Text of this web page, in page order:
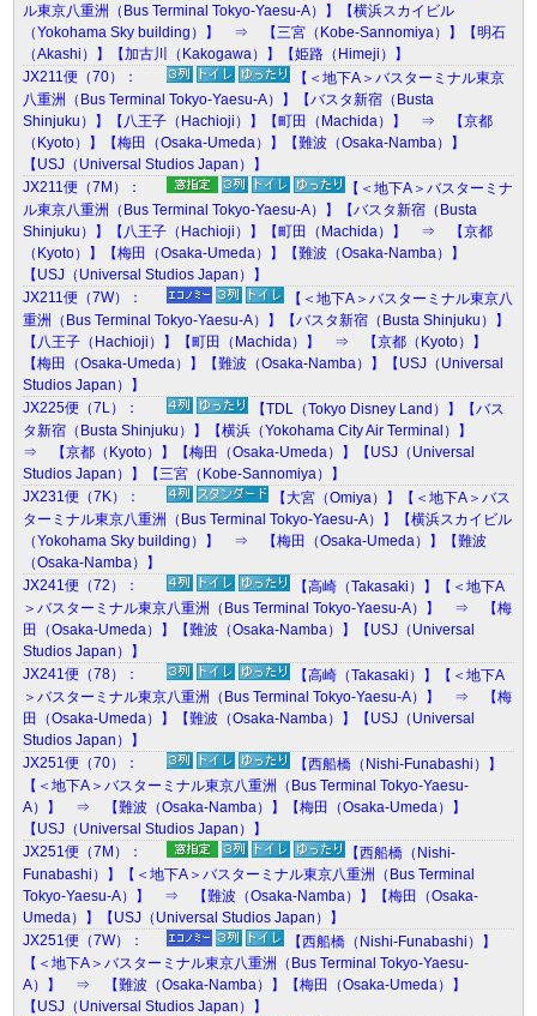
ル東京八重洲（Bus Terminal Tokyo-Yaesu-A）】【横浜スカイビル
（Yokohama Sky building）】 ⇒ 【三宮（Kobe-Sannomiya）】【明石
（Akashi）】【加古川（Kakogawa）】【姫路（Himeji）】
JX211便（70）：
【＜地下A＞バスターミナル東京
八重洲（Bus Terminal Tokyo-Yaesu-A）】【バスタ新宿（Busta
Shinjuku）】【八王子（Hachioji）】【町田（Machida）】 ⇒ 【京都
（Kyoto）】【梅田（Osaka-Umeda）】【難波（Osaka-Namba）】
【USJ（Universal Studios Japan）】
JX211便（7M）：
【＜地下A＞バスターミナ
ル東京八重洲（Bus Terminal Tokyo-Yaesu-A）】【バスタ新宿（Busta
Shinjuku）】【八王子（Hachioji）】【町田（Machida）】 ⇒ 【京都
（Kyoto）】【梅田（Osaka-Umeda）】【難波（Osaka-Namba）】
【USJ（Universal Studios Japan）】
JX211便（7W）：
【＜地下A＞バスターミナル東京八
重洲（Bus Terminal Tokyo-Yaesu-A）】【バスタ新宿（Busta Shinjuku）】
【八王子（Hachioji）】【町田（Machida）】 ⇒ 【京都（Kyoto）】
【梅田（Osaka-Umeda）】【難波（Osaka-Namba）】【USJ（Universal
Studios Japan）】
JX225便（7L）：
【TDL（Tokyo Disney Land）】【バス
タ新宿（Busta Shinjuku）】【横浜（Yokohama City Air Terminal）】
⇒ 【京都（Kyoto）】【梅田（Osaka-Umeda）】【USJ（Universal
Studios Japan）】【三宮（Kobe-Sannomiya）】
JX231便（7K）：
【大宮（Omiya）】【＜地下A＞バス
ターミナル東京八重洲（Bus Terminal Tokyo-Yaesu-A）】【横浜スカイビル
（Yokohama Sky building）】 ⇒ 【梅田（Osaka-Umeda）】【難波
（Osaka-Namba）】
JX241便（72）：
【高崎（Takasaki）】【＜地下A
＞バスターミナル東京八重洲（Bus Terminal Tokyo-Yaesu-A）】 ⇒ 【梅
田（Osaka-Umeda）】【難波（Osaka-Namba）】【USJ（Universal
Studios Japan）】
JX241便（78）：
【高崎（Takasaki）】【＜地下A
＞バスターミナル東京八重洲（Bus Terminal Tokyo-Yaesu-A）】 ⇒ 【梅
田（Osaka-Umeda）】【難波（Osaka-Namba）】【USJ（Universal
Studios Japan）】
JX251便（70）：
【西船橋（Nishi-Funabashi）】
【＜地下A＞バスターミナル東京八重洲（Bus Terminal Tokyo-Yaesu-
A）】 ⇒ 【難波（Osaka-Namba）】【梅田（Osaka-Umeda）】
【USJ（Universal Studios Japan）】
JX251便（7M）：
【西船橋（Nishi-
Funabashi）】【＜地下A＞バスターミナル東京八重洲（Bus Terminal
Tokyo-Yaesu-A）】 ⇒ 【難波（Osaka-Namba）】【梅田（Osaka-
Umeda）】【USJ（Universal Studios Japan）】
JX251便（7W）：
【西船橋（Nishi-Funabashi）】
【＜地下A＞バスターミナル東京八重洲（Bus Terminal Tokyo-Yaesu-
A）】 ⇒ 【難波（Osaka-Namba）】【梅田（Osaka-Umeda）】
【USJ（Universal Studios Japan）】